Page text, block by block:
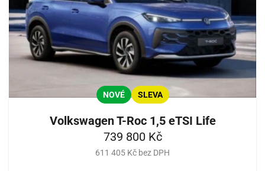
NOVÉ SLEVA
Volkswagen T-Roc 1,5 eTSI Life
739 800 Kč
611 405 Kč bez DPH